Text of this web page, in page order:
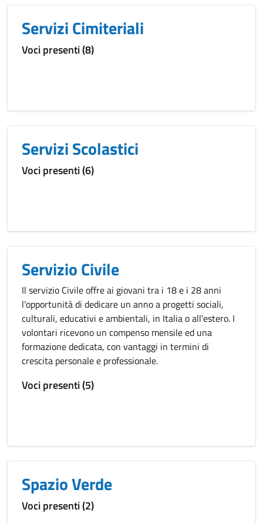
Servizi Cimiteriali
Voci presenti (8)
Servizi Scolastici
Voci presenti (6)
Servizio Civile
Il servizio Civile offre ai giovani tra i 18 e i 28 anni
l'opportunità di dedicare un anno a progetti sociali,
culturali, educativi e ambientali, in Italia o all'estero. I
volontari ricevono un compenso mensile ed una
formazione dedicata, con vantaggi in termini di
crescita personale e professionale.
Voci presenti (5)
Spazio Verde
Voci presenti (2)